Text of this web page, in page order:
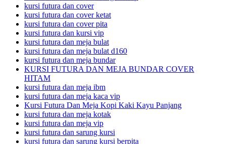
kursi futura dan cover
kursi futura dan cover ketat
kursi futura dan cover pita
kursi futura dan kursi vip
kursi futura dan meja bulat
kursi futura dan meja bulat d160
kursi futura dan meja bundar
KURSI FUTURA DAN MEJA BUNDAR COVER
HITAM
kursi futura dan meja ibm
kursi futura dan meja kaca vip
Kursi Futura Dan Meja Kopi Kaki Kayu Panjang
kursi futura dan meja kotak
kursi futura dan meja vip
kursi futura dan sarung kursi
kursi futura dan sarung kursi berpita